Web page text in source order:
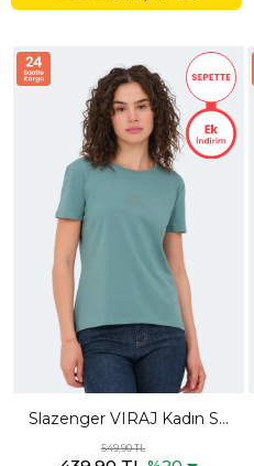
Slazenger VIRAJ Kadın Su
Yeşili Tişört
549,90 TL